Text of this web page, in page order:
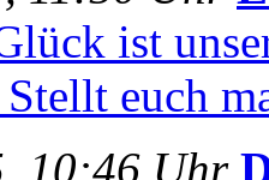
ist
euch
10:46 Uhr